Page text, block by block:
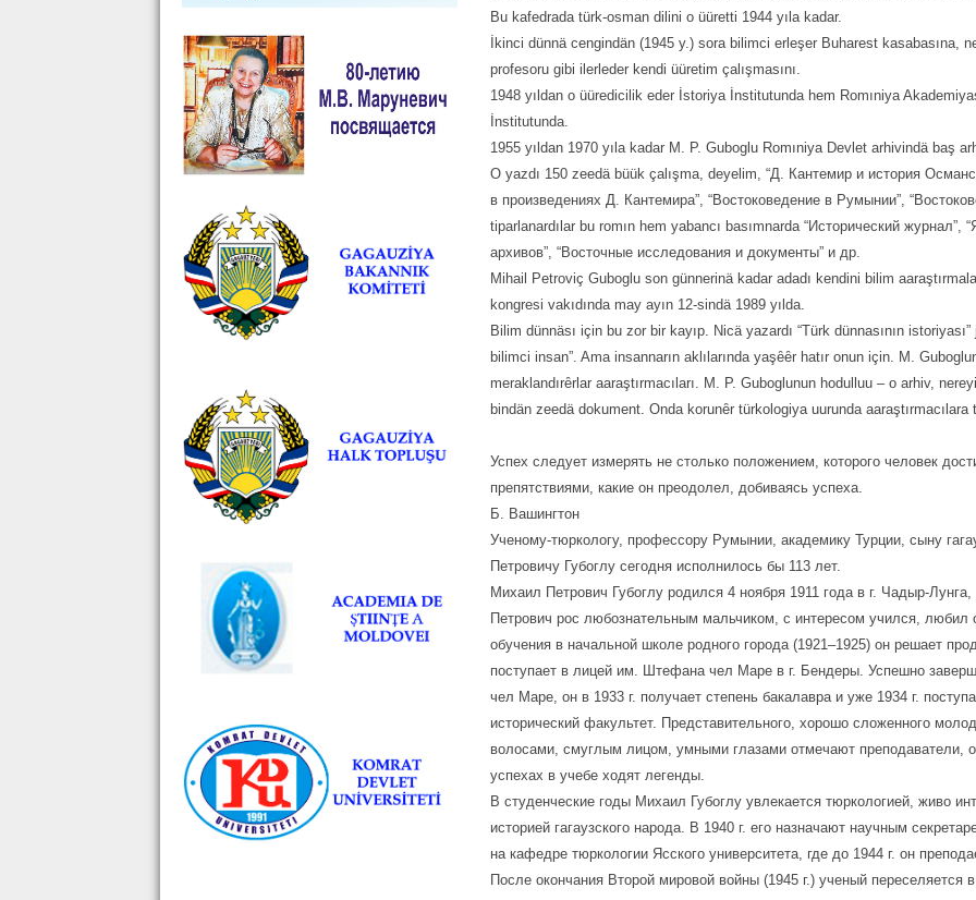
Bu kafedrada türk-osman dilini o üüretti 1944 yıla kadar.
İkinci dünnä cengindän (1945 y.) sora bilimci erleşer Buharest kasabasına,
profesoru gibi ilerleder kendi üüretim çalışmasını.
1948 yıldan o üüredicilik eder İstoriya İnstitutunda hem Romıniya
İnstitutunda.
1955 yıldan 1970 yıla kadar M. P. Guboglu Romıniya Devlet arhivindä baş
O yazdı 150 zeedä büük çalışma, deyelim, “Д. Кантемир и история
в произведениях Д. Кантемира”, “Востоковедение в Румынии”,
tiparlanardılar bu romın hem yabancı basımnarda “Исторический журнал”,
архивов”, “Восточные исследования и документы” и др.
Mihail Petroviç Guboglu son günnerinä kadar adadı kendini bilim
kongresi vakıdında may ayın 12-sindä 1989 yılda.
Bilim dünnäsı için bu zor bir kayıp. Nicä yazardı “Türk dünnasının
bilimci insan”. Ama insannarın aklılarında yaşȇȇr hatır onun için. M.
meraklandırȇrlar aaraştırmacıları. M. P. Guboglunun hodulluu – o arhiv,
bindän zeedä dokument. Onda korunȇr türkologiya uurunda
Успех следует измерять не столько положением, которого человек
препятствиями, какие он преодолел, добиваясь успеха.
Б. Вашингтон
Ученому-тюркологу, профессору Румынии, академику Турции, сыну
Петровичу Губоглу сегодня исполнилось бы 113 лет.
Михаил Петрович Губоглу родился 4 ноября 1911 года в г. Чадыр-
Петрович рос любознательным мальчиком, с интересом учился, любил
обучения в начальной школе родного города (1921–1925) он решает
поступает в лицей им. Штефана чел Маре в г. Бендеры. Успешно
чел Маре, он в 1933 г. получает степень бакалавра и уже 1934 г.
исторический факультет. Представительного, хорошо сложенного
волосами, смуглым лицом, умными глазами отмечают преподаватели,
успехах в учебе ходят легенды.
В студенческие годы Михаил Губоглу увлекается тюркологией, живо
историей гагаузского народа. В 1940 г. его назначают научным
на кафедре тюркологии Ясского университета, где до 1944 г. он
После окончания Второй мировой войны (1945 г.) ученый переселяется